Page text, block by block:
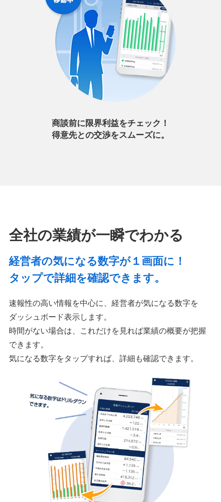
商談前に限界利益をチェック！
得意先との交渉をスムーズに。
全社の業績が一瞬でわかる
経営者の気になる数字が１画面に！
タップで詳細を確認できます。
速報性の高い情報を中心に、経営者が気になる数字を
ダッシュボード表示します。
時間がない場合は、これだけを見れば業績の概要が把握
できます。
気になる数字をタップすれば、詳細も確認できます。